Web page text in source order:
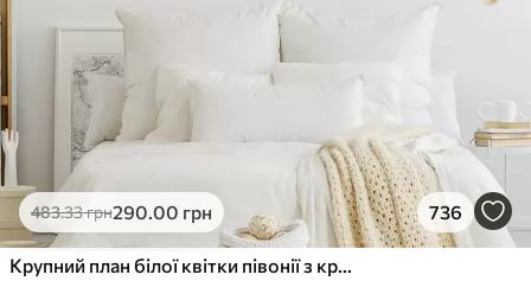
483.33грн290.00 грн 736
Крупний план білої квітки півонії з крапельками води на пелюстках на розмитому фоні